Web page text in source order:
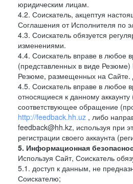
юридическим лицам.
4.2. Соискатель, акцептуя
Соглашения от Исполнителя по
4.3. Соискатель обязуется
изменениями.
4.4. Соискатель вправе в любое
(представленных в виде Резюме)
Резюме, размещенных на Сайте.
4.5. Соискатель вправе в любое
относящиеся к данному
соответствующее обращение
http://feedback.hh.uz , либо
feedback@hh.kz, используя при
регистрации своего аккаунта
5. Информационная
Используя Сайт, Соискатель
5.1. доступ к данным, не
Соискателю;